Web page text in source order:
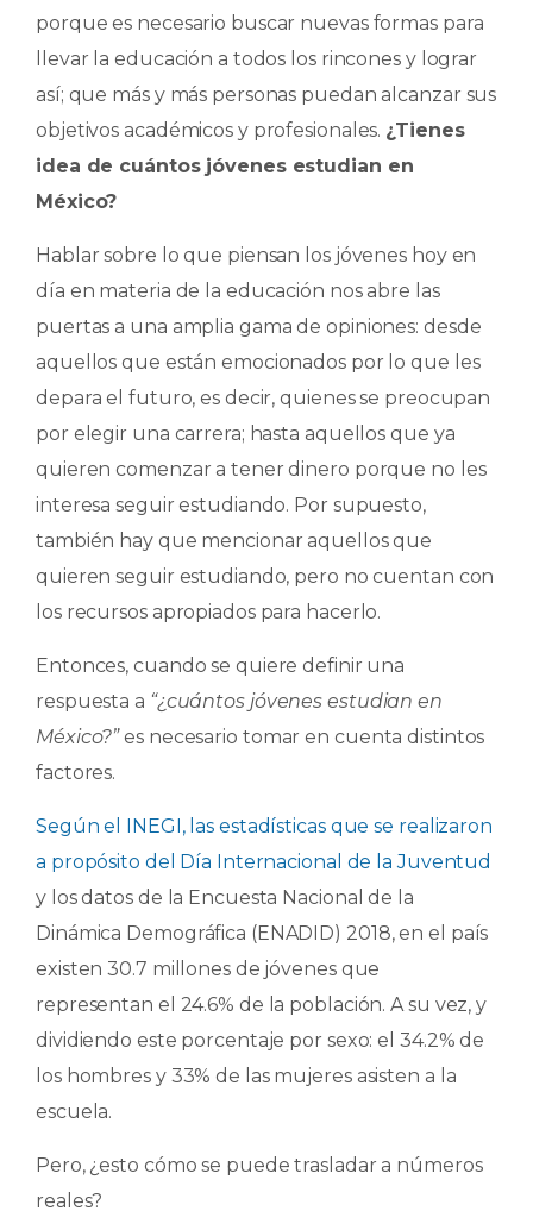
porque es necesario buscar nuevas formas para
llevar la educación a todos los rincones y lograr
así; que más y más personas puedan alcanzar sus
objetivos académicos y profesionales. ¿Tienes
idea de cuántos jóvenes estudian en
México?
Hablar sobre lo que piensan los jóvenes hoy en
día en materia de la educación nos abre las
puertas a una amplia gama de opiniones: desde
aquellos que están emocionados por lo que les
depara el futuro, es decir, quienes se preocupan
por elegir una carrera; hasta aquellos que ya
quieren comenzar a tener dinero porque no les
interesa seguir estudiando. Por supuesto,
también hay que mencionar aquellos que
quieren seguir estudiando, pero no cuentan con
los recursos apropiados para hacerlo.
Entonces, cuando se quiere definir una
respuesta a “¿cuántos jóvenes estudian en
México?”es necesario tomar en cuenta distintos
factores.
Según el INEGI, las estadísticas que se realizaron
a propósito del Día Internacional de la Juventud
y los datos de la Encuesta Nacional de la
Dinámica Demográfica (ENADID) 2018, en el país
existen 30.7 millones de jóvenes que
representan el 24.6% de la población. A su vez, y
dividiendo este porcentaje por sexo: el 34.2% de
los hombres y 33% de las mujeres asisten a la
escuela.
Pero, ¿esto cómo se puede trasladar a números
reales?